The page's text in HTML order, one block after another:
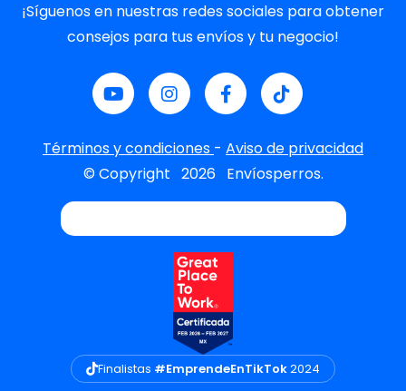
¡Síguenos en nuestras redes sociales para obtener
consejos para tus envíos y tu negocio!
Términos y condiciones - Aviso de privacidad
© Copyright 2026 Envíosperros.
Finalistas #EmprendeEnTikTok2024